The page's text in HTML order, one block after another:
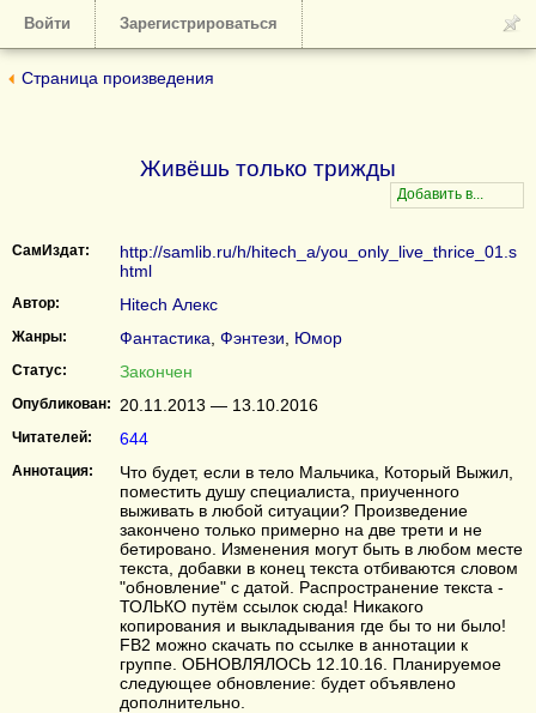
Войти Зарегистрироваться
Страница произведения
Живёшь только трижды
СамИздат:
http://samlib.ru/h/hitech_a/you_only_live_thrice_01.s
html
Автор: Hitech Алекс
Жанры: Фантастика Фэнтези Юмор
Статус: Закончен
Опубликован: 20.11.2013 — 13.10.2016
Читателей: 644
Аннотация:
Что будет, если в тело Мальчика, Который Выжил,
поместить душу специалиста, приученного
выживать в любой ситуации? Произведение
закончено только примерно на две трети и не
бетировано. Изменения могут быть в любом месте
текста, добавки в конец текста отбиваются словом
"обновление" с датой. Распространение текста -
ТОЛЬКО путём ссылок сюда! Никакого
копирования и выкладывания где бы то ни было!
FB2 можно скачать по ссылке в аннотации к
группе. ОБНОВЛЯЛОСЬ 12.10.16. Планируемое
следующее обновление: будет объявлено
дополнительно.